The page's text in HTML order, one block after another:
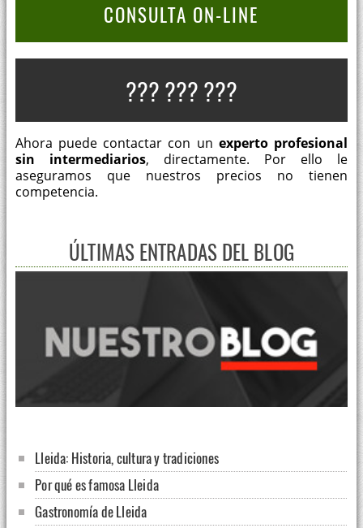
CONSULTA ON-LINE
??? ??? ???
Ahora puede contactar con unexperto profesional
sin intermediarios, directamente. Por ello le
aseguramos que nuestros precios no tienen
competencia.
ÚLTIMAS ENTRADAS DEL BLOG
Lleida: Historia, cultura y tradiciones
Por qué es famosa Lleida
Gastronomía de Lleida